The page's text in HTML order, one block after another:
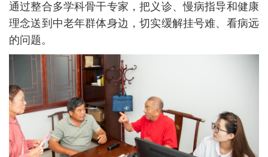
通过整合多学科骨干专家，把义诊、慢病指导和健康
理念送到中老年群体身边，切实缓解挂号难、看病远
的问题。